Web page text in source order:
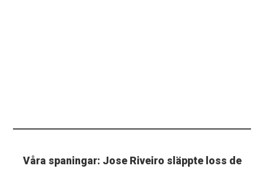
Våra spaningar: Jose Riveiro släppte loss de